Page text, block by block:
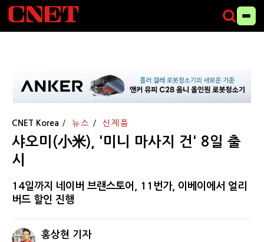
CNET Korea 뉴스 신제품
샤오미(小米), '미니 마사지 건' 8일 출
시
14일까지 네이버 브랜스토어, 11번가, 이베이에서 얼리
버드 할인 진행
홍상현 기자